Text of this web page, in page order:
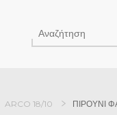
ARCO 18/10 ΠΙΡΟΥΝΙ